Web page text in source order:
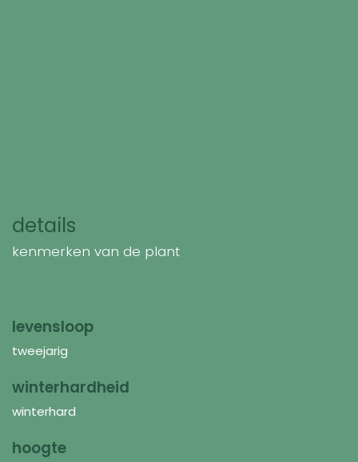
details
kenmerken van de plant
levensloop
tweejarig
winterhardheid
winterhard
hoogte